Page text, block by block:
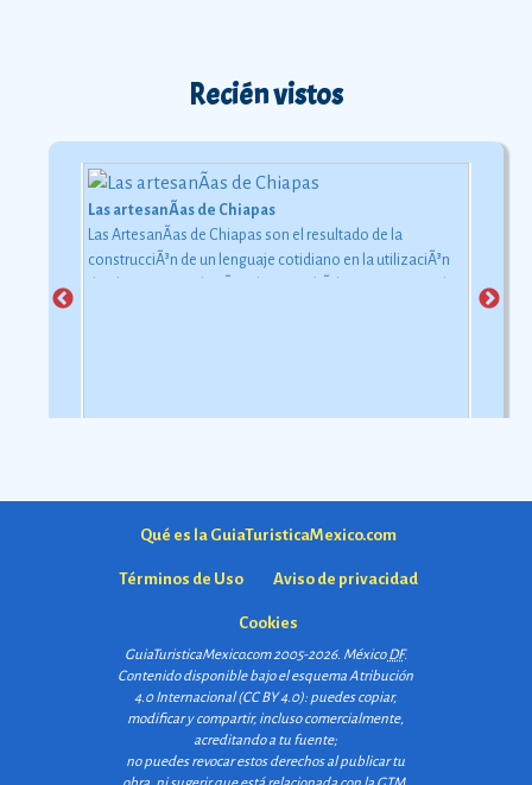
Recién vistos
Las artesanÃ­as de Chiapas
Las ArtesanÃ­as de Chiapas son el resultado de la
construcciÃ³n de un lenguaje cotidiano en la utilizaciÃ³n
Qué es la GuiaTuristicaMexico.com
Términos de Uso Aviso de privacidad
Cookies
GuiaTuristicaMexico.com 2005-2026. MéxicoDF.
Contenido disponible bajo el esquemaAtribución
4.0 Internacional (CC BY 4.0): puedes copiar,
modificar y compartir, incluso comercialmente,
acreditando a tu fuente;
no puedes revocar estos derechos al publicar tu